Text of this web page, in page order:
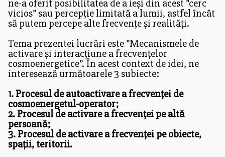
ne-a oferit posibilitatea de a ieși din acest ”cerc
vicios” sau percepție limitată a lumii, astfel încât
să putem percepe alte frecvențe și realități.
Tema prezentei lucrări este ”Mecanismele de
activare și interacțiune a frecvențelor
cosmoenergetice”. În acest context de idei, ne
interesează următoarele 3 subiecte:
1. Procesul de autoactivare a frecvenței de
cosmoenergetul-operator;
2. Procesul de activare a frecvenței pe altă
persoană;
3. Procesul de activare a frecvenței pe obiecte,
spații, teritorii.